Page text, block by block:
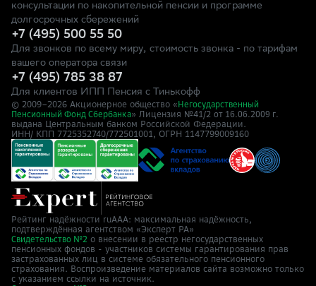
консультации по накопительной пенсии и программе
долгосрочных сбережений
+7 (495) 500 55 50
Для звонков по всему миру, стоимость звонка - по тарифам
вашего оператора связи
+7 (495) 785 38 87
Для клиентов ИПП Пенсия с Тинькофф
© 2009–2026 Акционерное общество « Негосударственный
Пенсионный Фонд Сбербанка» Лицензия №41/2 от 16.06.2009 г.
выдана Центральным банком Российской Федерации.
ИНН/ КПП 7725352740/772501001, ОГРН 1147799009160
Рейтинг надёжности ruAAA: максимальная надёжность,
подтверждённая агентством «Эксперт РА»
Свидетельство №2 о внесении в реестр негосударственных
пенсионных фондов - участников системы гарантирования прав
застрахованных лиц в системе обязательного пенсионного
страхования. Воспроизведение материалов сайта возможно только
с указанием ссылки на источник.